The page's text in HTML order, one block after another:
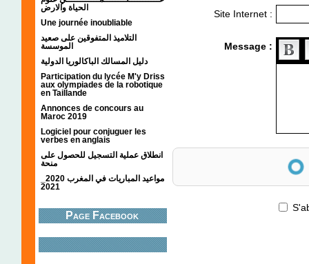
الحياة والارض
Une journée inoubliable
التلاميذ المتفوقين على صعيد
الموسسة
دليل المسالك الباكالوريا الدولية
Participation du lycée M'y Driss
aux olympiades de la robotique
en Taillande
Annonces de concours au
Maroc 2019
Logiciel pour conjuguer les
verbes en anglais
انطلاق عملية التسجيل للحصول على
منحة
2021
Page Facebook
Site Internet :
Message :